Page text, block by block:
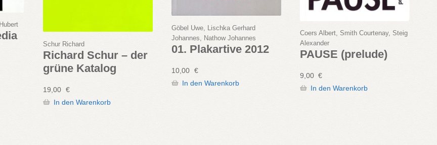
Schur Richard
Richard Schur – der
grüne Katalog
19,00 €
In den Warenkorb
Göbel Uwe, Lischka Gerhard
Johannes, Nathow Johannes
01. Plakartive 2012
10,00 €
In den Warenkorb
Coers Albert, Smith Courtenay, Steig
Alexander
PAUSE (prelude)
9,00 €
In den Warenkorb